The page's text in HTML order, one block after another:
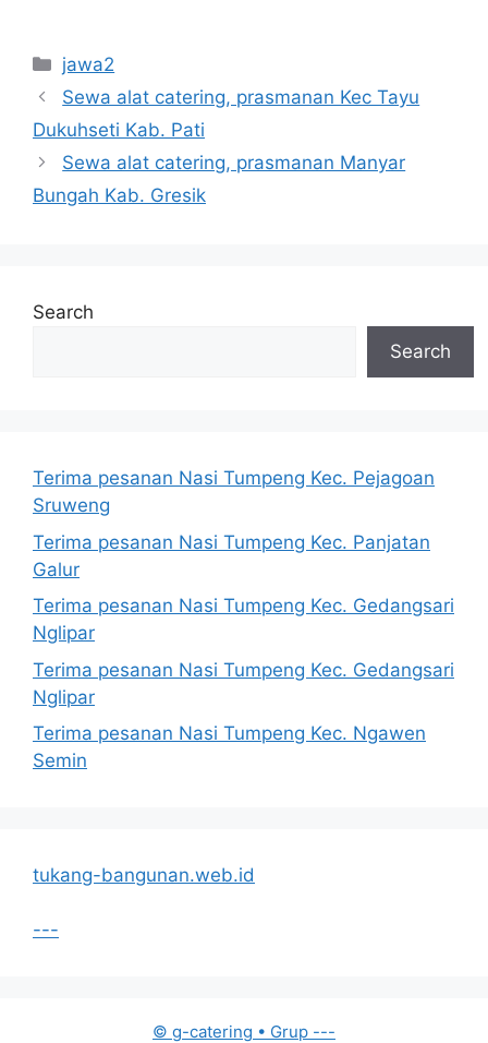
Categories
jawa2
Sewa alat catering, prasmanan Kec Tayu
Dukuhseti Kab. Pati
Sewa alat catering, prasmanan Manyar
Bungah Kab. Gresik
Search
Search
Terima pesanan Nasi Tumpeng Kec. Pejagoan
Sruweng
Terima pesanan Nasi Tumpeng Kec. Panjatan
Galur
Terima pesanan Nasi Tumpeng Kec. Gedangsari
Nglipar
Terima pesanan Nasi Tumpeng Kec. Gedangsari
Nglipar
Terima pesanan Nasi Tumpeng Kec. Ngawen
Semin
tukang-bangunan.web.id
---
© g-catering • Grup ---